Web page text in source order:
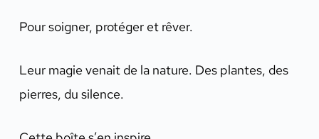
Pour soigner, protéger et rêver.
Leur magie venait de la nature. Des plantes, des
pierres, du silence.